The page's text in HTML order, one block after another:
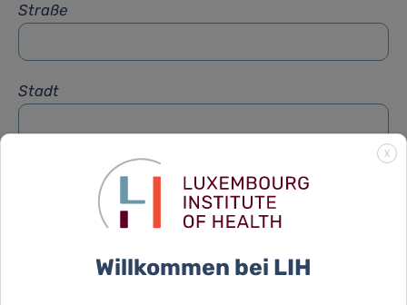
Straße
Stadt
X
Willkommen bei LIH